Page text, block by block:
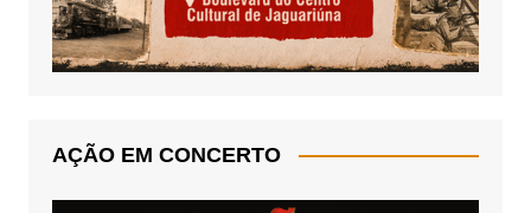
AÇÃO EM CONCERTO